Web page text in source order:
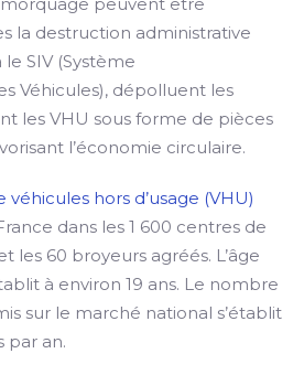
la destruction administrative
SIV (Système
Véhicules), dépolluent les
les VHU sous forme de pièces
l’économie circulaire.
véhicules hors d’usage (VHU)
dans les 1 600 centres de
les 60 broyeurs agréés. L’âge
à environ 19 ans. Le nombre
sur le marché national s’établit
par an.